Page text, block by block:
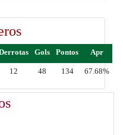
Gols Pontos Apr
12 48 134 67.68%